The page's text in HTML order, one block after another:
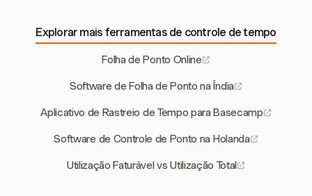
Explorar mais ferramentas de controle de tempo
Folha de Ponto Online
Software de Folha de Ponto na Índia
Aplicativo de Rastreio de Tempo para Basecamp
Software de Controle de Ponto na Holanda
Utilização Faturável vs Utilização Total